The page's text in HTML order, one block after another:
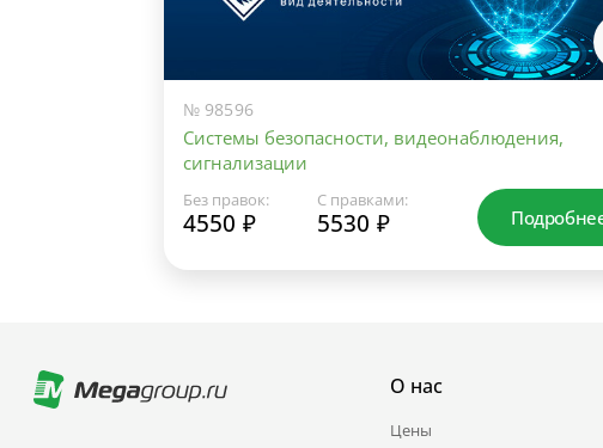
№ 98596
Системы безопасности, видеонаблюдения,
сигнализации
Без правок:
4550 ₽
С правками:
5530 ₽
О нас
Цены